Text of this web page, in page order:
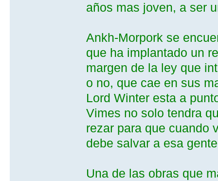
años mas joven, a ser
Ankh-Morpork se
que ha implantado un
margen de la ley que
o no, que cae en sus
Lord Winter esta a
Vimes no solo tendra
rezar para que cuando
debe salvar a esa
Una de las obras que